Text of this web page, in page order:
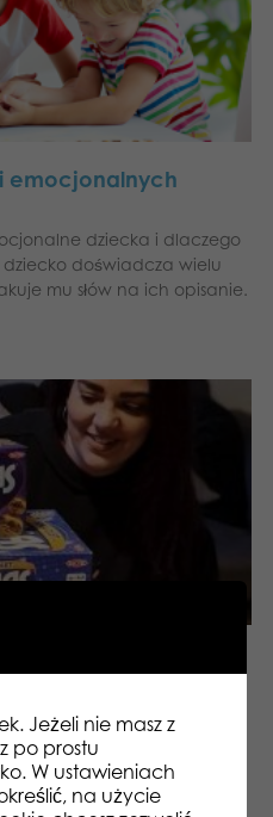
emocjonalnych
dziecka i dlaczego
doświadcza wielu
mu słów na ich opisanie.
Gra planszowa Alias ma
świecie. Przeprowadziliśmy
Jeżeli nie masz z
po prostu
W ustawieniach
na użycie